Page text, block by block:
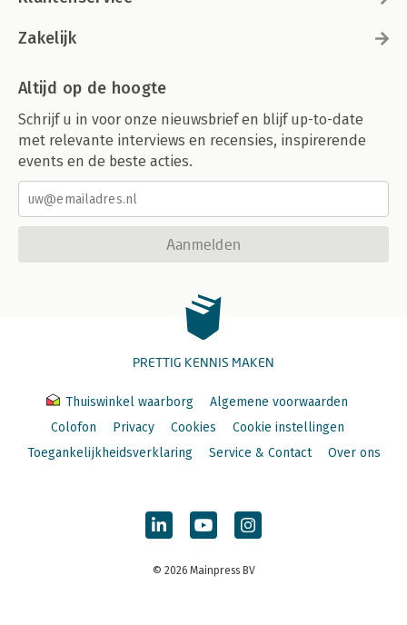
Zakelijk
Altijd op de hoogte
Schrijf u in voor onze nieuwsbrief en blijf up-to-date
met relevante interviews en recensies, inspirerende
events en de beste acties.
Aanmelden
PRETTIG KENNIS MAKEN
Thuiswinkel waarborg
Algemene voorwaarden
Colofon
Privacy Cookies
Cookie instellingen
Toegankelijkheidsverklaring
Service & Contact Over ons
© 2026 Mainpress BV